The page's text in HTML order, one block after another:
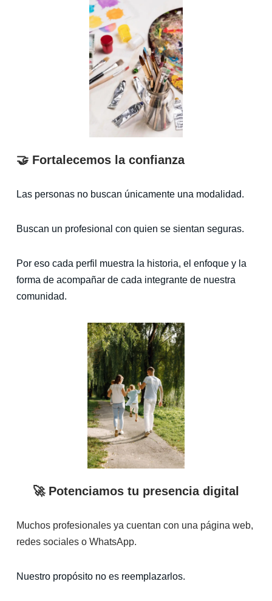
🤝 Fortalecemos la confianza
Las personas no buscan únicamente una modalidad.
Buscan un profesional con quien se sientan seguras.
Por eso cada perfil muestra la historia, el enfoque y la
forma de acompañar de cada integrante de nuestra
comunidad.
🚀 Potenciamos tu presencia digital
Muchos profesionales ya cuentan con una página web,
redes sociales o WhatsApp.
Nuestro propósito no es reemplazarlos.